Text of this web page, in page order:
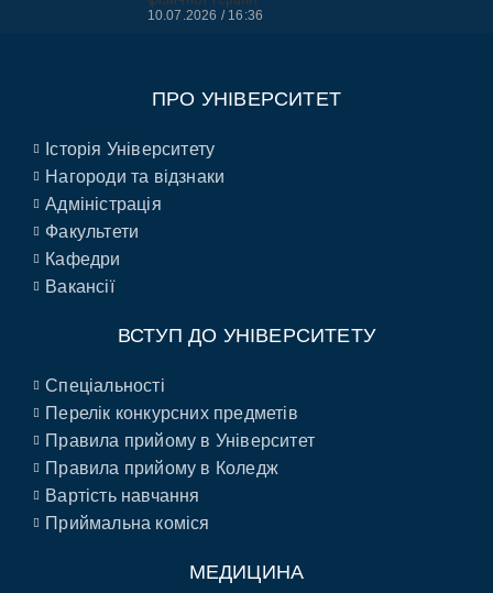
10.07.2026 16:36
ПРО УНІВЕРСИТЕТ
Історія Університету
Нагороди та відзнаки
Адміністрація
Факультети
Кафедри
Вакансії
ВСТУП ДО УНІВЕРСИТЕТУ
Спеціальності
Перелік конкурсних предметів
Правила прийому в Університет
Правила прийому в Коледж
Вартість навчання
Приймальна коміся
МЕДИЦИНА